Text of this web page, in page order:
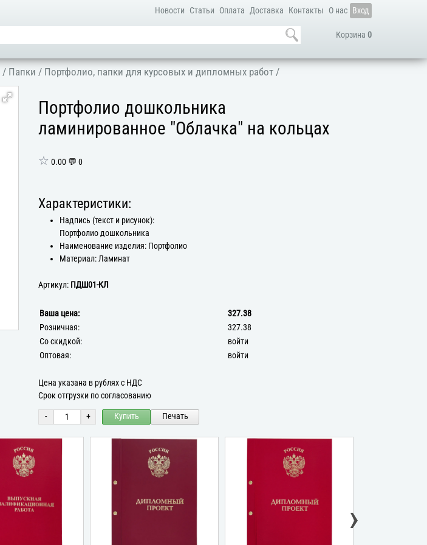
Новости Статьи Оплата Доставка Контакты О нас Вход
Корзина 0
/ Папки / Портфолио, папки для курсовых и дипломных работ /
Портфолио дошкольника
ламинированное "Облачка" на кольцах
☆ 0.00 💬 0
Характеристики:
Надпись (текст и рисунок):
Портфолио дошкольника
Наименование изделия: Портфолио
Материал: Ламинат
Артикул: ПДШ01-КЛ
Ваша цена:
327.38
Розничная:
327.38
Со скидкой:
войти
Оптовая:
войти
Цена указана в рублях с НДС
Срок отгрузки по согласованию
- + Купить Печать
›